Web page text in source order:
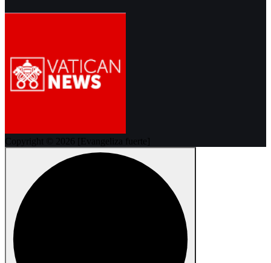
Copyright © 2026 [Evangeliza fuerte]